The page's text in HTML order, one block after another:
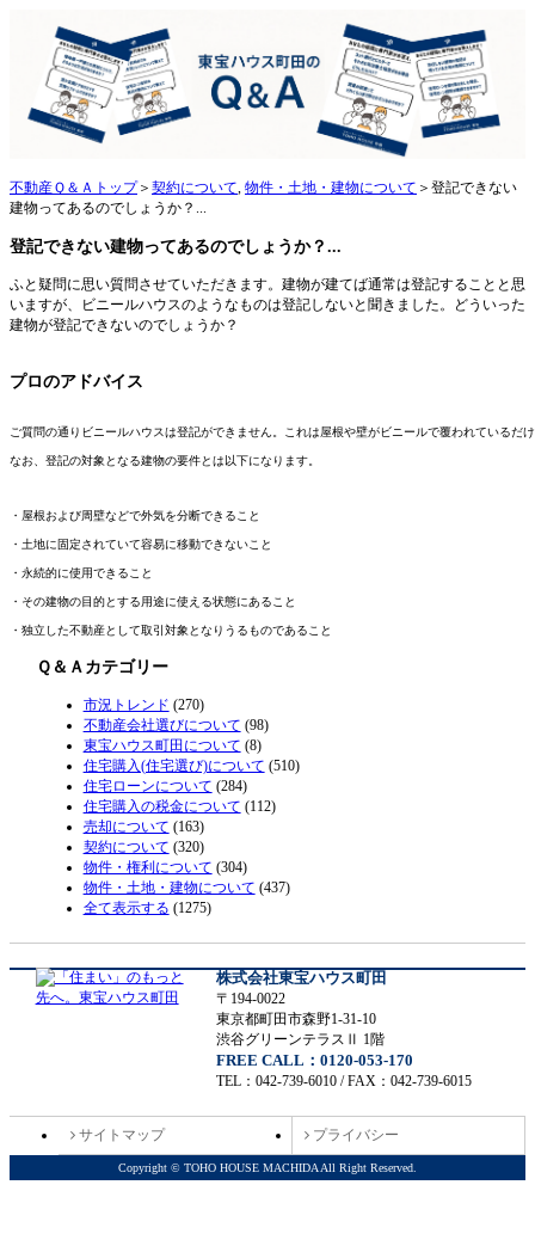
不動産Ｑ＆Ａトップ＞ 契約について, 物件・土地・建物について ＞登記できない
建物ってあるのでしょうか？...
登記できない建物ってあるのでしょうか？...
ふと疑問に思い質問させていただきます。建物が建てば通常は登記することと思
いますが、ビニールハウスのようなものは登記しないと聞きました。どういった
建物が登記できないのでしょうか？
プロのアドバイス
ご質問の通りビニールハウスは登記ができません。これは屋根や壁がビニールで覆われている
なお、登記の対象となる建物の要件とは以下になります。
・屋根および周壁などで外気を分断できること
・土地に固定されていて容易に移動できないこと
・永続的に使用できること
・その建物の目的とする用途に使える状態にあること
・独立した不動産として取引対象となりうるものであること
Ｑ＆Ａカテゴリー
市況トレンド (270)
不動産会社選びについて (98)
東宝ハウス町田について (8)
住宅購入(住宅選び)について (510)
住宅ローンについて (284)
住宅購入の税金について (112)
売却について (163)
契約について (320)
物件・権利について (304)
物件・土地・建物について (437)
全て表示する (1275)
株式会社東宝ハウス町田
〒194-0022
東京都町田市森野1-31-10
渋谷グリーンテラスⅡ 1階
FREE CALL：0120-053-170
TEL：042-739-6010 / FAX：042-739-6015
サイトマップ プライバシー
Copyright © TOHO HOUSE MACHIDA All Right Reserved.